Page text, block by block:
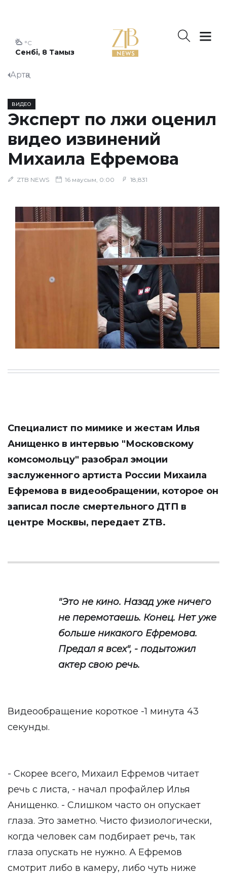
Сенбі, 8 Тамыз
°C
Артқа
ВИДЕО
Эксперт по лжи оценил
видео извинений
Михаила Ефремова
ZTB NEWS 16 маусым, 0:00 18,831
Специалист по мимике и жестам Илья
Анищенко в интервью "Московскому
комсомольцу" разобрал эмоции
заслуженного артиста России Михаила
Ефремова в видеообращении, которое он
записал после смертельного ДТП в
центре Москвы, передает ZTB.
"Это не кино. Назад уже ничего
не перемотаешь. Конец. Нет уже
больше никакого Ефремова.
Предал я всех", - подытожил
актер свою речь.
Видеообращение короткое -1 минута 43
секунды.
- Скорее всего, Михаил Ефремов читает
речь с листа, - начал профайлер Илья
Анищенко. - Слишком часто он опускает
глаза. Это заметно. Чисто физиологически,
когда человек сам подбирает речь, так
глаза опускать не нужно. А Ефремов
смотрит либо в камеру, либо чуть ниже